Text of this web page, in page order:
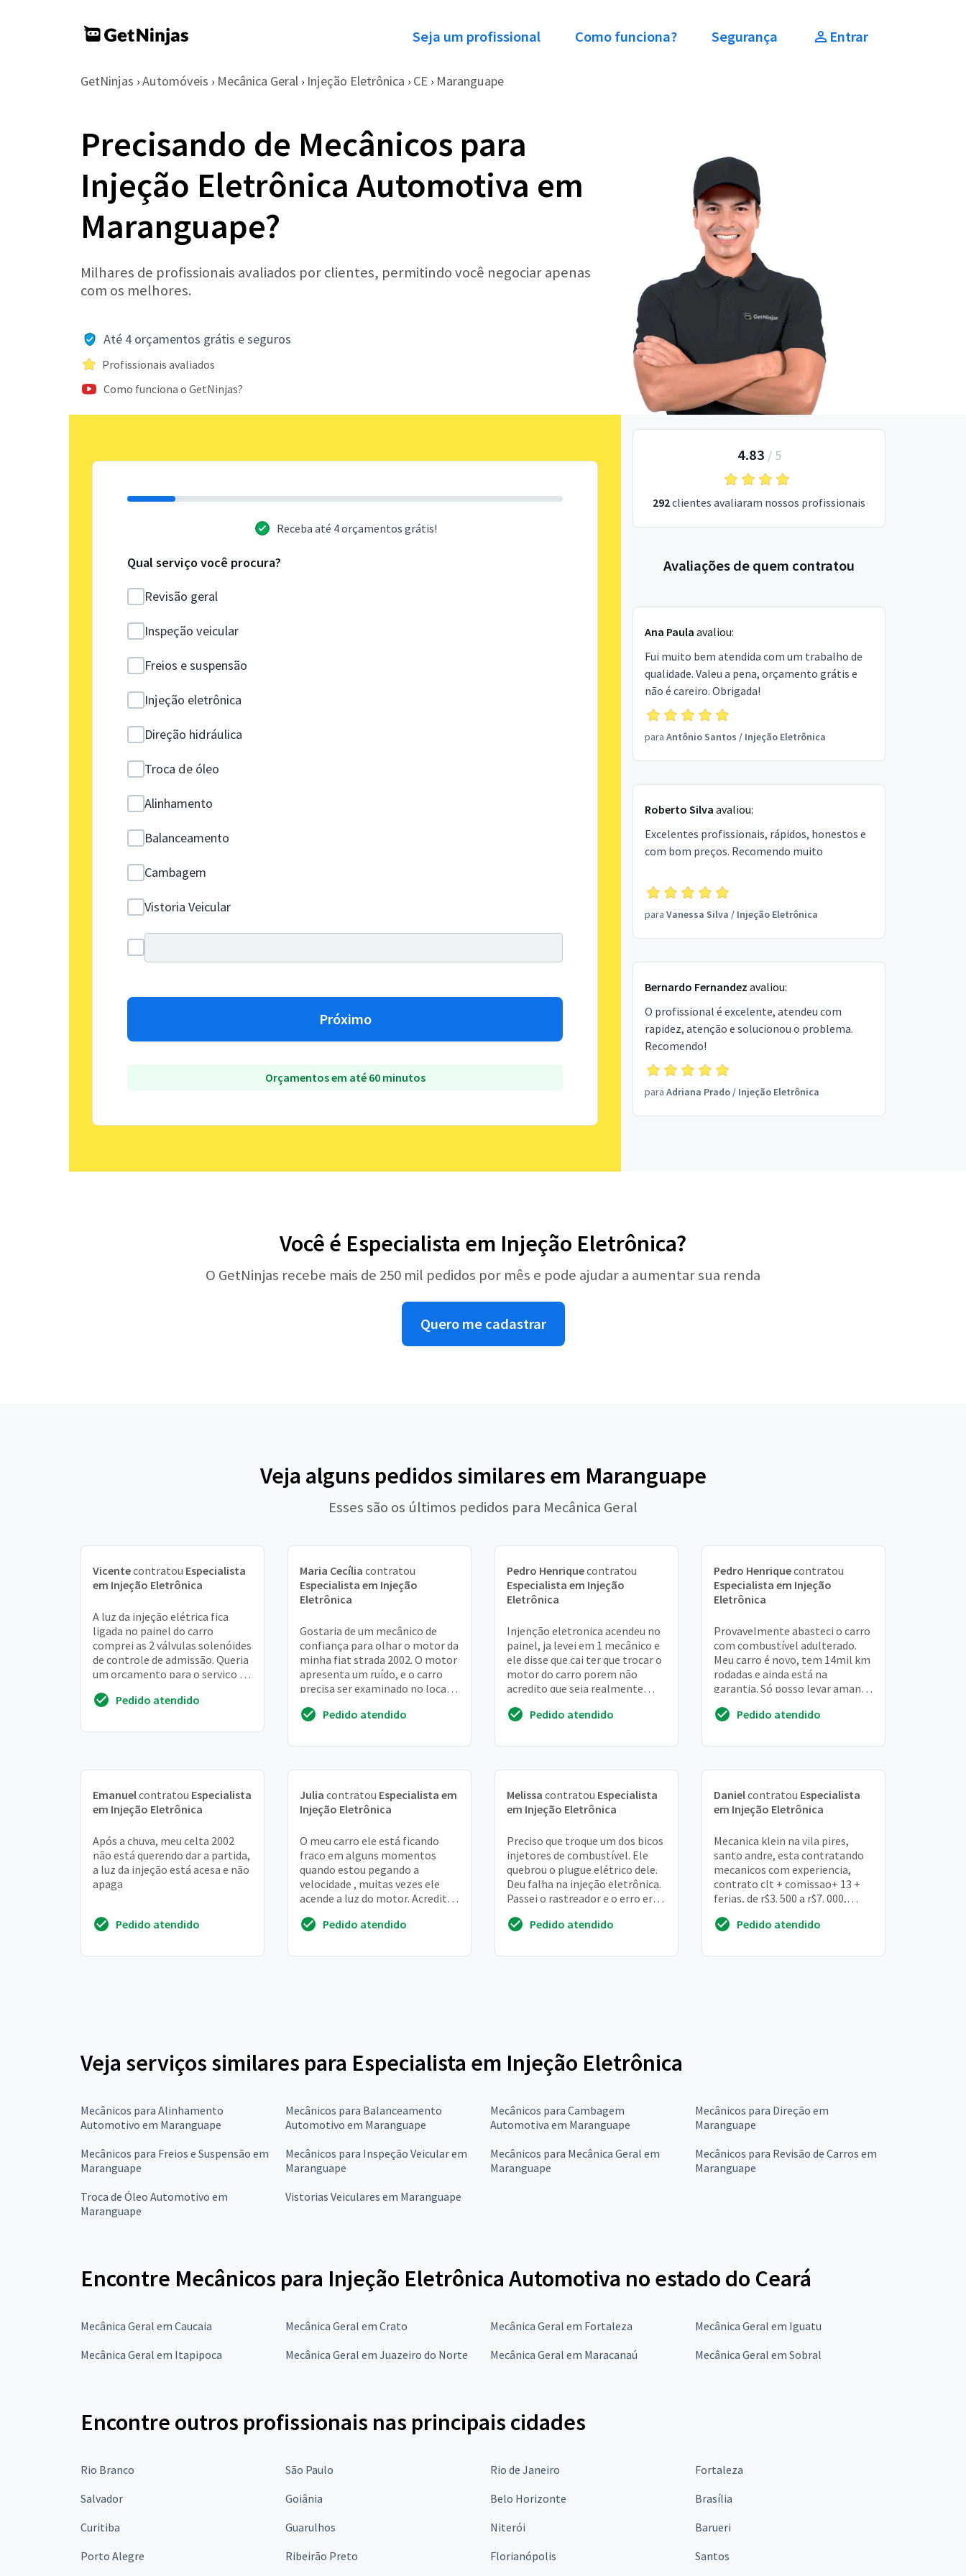
Seja um profissional Como funciona? Segurança Entrar
GetNinjas › Automóveis › Mecânica Geral › Injeção Eletrônica › CE › Maranguape
Precisando de Mecânicos para
Injeção Eletrônica Automotiva em
Maranguape?
Milhares de profissionais avaliados por clientes, permitindo você negociar apenas
com os melhores.
Até 4 orçamentos grátis e seguros
Profissionais avaliados
Como funciona o GetNinjas?
Receba até 4 orçamentos grátis!
Qual serviço você procura?
Revisão geral
Inspeção veicular
Freios e suspensão
Injeção eletrônica
Direção hidráulica
Troca de óleo
Alinhamento
Balanceamento
Cambagem
Vistoria Veicular
Próximo
Orçamentos em até 60 minutos
4.83 / 5
292clientes avaliaram nossos profissionais
Avaliações de quem contratou
Ana Paula avaliou:
Fui muito bem atendida com um trabalho de
qualidade. Valeu a pena, orçamento grátis e
não é careiro. Obrigada!
para Antônio Santos / Injeção Eletrônica
Roberto Silva avaliou:
Excelentes profissionais, rápidos, honestos e
com bom preços. Recomendo muito
para Vanessa Silva / Injeção Eletrônica
Bernardo Fernandez avaliou:
O profissional é excelente, atendeu com
rapidez, atenção e solucionou o problema.
Recomendo!
para Adriana Prado/ Injeção Eletrônica
Você é Especialista em Injeção Eletrônica?
O GetNinjas recebe mais de 250 mil pedidos por mês e pode ajudar a aumentar sua renda
Quero me cadastrar
Veja alguns pedidos similares em Maranguape
Esses são os últimos pedidos para Mecânica Geral
Vicentecontratou Especialista
em Injeção Eletrônica
A luz da injeção elétrica fica
ligada no painel do carro
comprei as 2 válvulas solenóides
de controle de admissão. Queria
um orçamento para o serviço de
Pedido atendido
Maria Cecília contratou
Especialista em Injeção
Eletrônica
Gostaria de um mecânico de
confiança para olhar o motor da
minha fiat strada 2002. O motor
apresenta um ruído, e o carro
precisa ser examinado no local,
Pedido atendido
Pedro Henriquecontratou
Especialista em Injeção
Eletrônica
Injenção eletronica acendeu no
painel, ja levei em 1 mecânico e
ele disse que cai ter que trocar o
motor do carro porem não
acredito que seja realmente
Pedido atendido
Pedro Henriquecontratou
Especialista em Injeção
Eletrônica
Provavelmente abasteci o carro
com combustível adulterado.
Meu carro é novo, tem 14mil km
rodadas e ainda está na
garantia. Só posso levar amanhã
precisando de um...
Pedido atendido
Emanuelcontratou Especialista
em Injeção Eletrônica
Após a chuva, meu celta 2002
não está querendo dar a partida,
a luz da injeção está acesa e não
apaga
Pedido atendido
Julia contratou Especialista em
Injeção Eletrônica
O meu carro ele está ficando
fraco em alguns momentos
quando estou pegando a
velocidade , muitas vezes ele
acende a luz do motor. Acredito
Pedido atendido
Melissa contratou Especialista
em Injeção Eletrônica
Preciso que troque um dos bicos
injetores de combustível. Ele
quebrou o plugue elétrico dele.
Deu falha na injeção eletrônica.
Passei o rastreador e o erro era
Pedido atendido
Danielcontratou Especialista
em Injeção Eletrônica
Mecanica klein na vila pires,
santo andre, esta contratando
mecanicos com experiencia,
contrato clt + comissao+ 13 +
ferias, de r$3. 500 a r$7. 000,
Pedido atendido
Veja serviços similares para Especialista em Injeção Eletrônica
Mecânicos para Alinhamento
Automotivo em Maranguape
Mecânicos para Balanceamento
Automotivo em Maranguape
Mecânicos para Cambagem
Automotiva em Maranguape
Mecânicos para Direção em
Maranguape
Mecânicos para Freios e Suspensão em
Maranguape
Mecânicos para Inspeção Veicular em
Maranguape
Mecânicos para Mecânica Geral em
Maranguape
Mecânicos para Revisão de Carros em
Maranguape
Troca de Óleo Automotivo em
Maranguape
Vistorias Veiculares em Maranguape
Encontre Mecânicos para Injeção Eletrônica Automotiva no estado do Ceará
Mecânica Geral em Caucaia Mecânica Geral em Crato Mecânica Geral em Fortaleza
Mecânica Geral em Iguatu
Mecânica Geral em Itapipoca
Mecânica Geral em Juazeiro do Norte Mecânica Geral em Maracanaú Mecânica Geral em Sobral
Encontre outros profissionais nas principais cidades
Rio Branco São Paulo Rio de Janeiro
Fortaleza
Salvador
Goiânia Belo Horizonte
Brasília
Curitiba
Guarulhos Niterói
Barueri
Porto Alegre
Ribeirão Preto Florianópolis Santos